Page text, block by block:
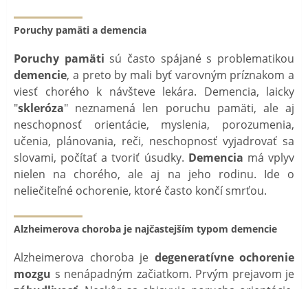
Poruchy pamäti a demencia
Poruchy pamäti sú často spájané s problematikou
demencie, a preto by mali byť varovným príznakom a
viesť chorého k návšteve lekára. Demencia, laicky
"skleróza" neznamená len poruchu pamäti, ale aj
neschopnosť orientácie, myslenia, porozumenia,
učenia, plánovania, reči, neschopnosť vyjadrovať sa
slovami, počítať a tvoriť úsudky. Demencia má vplyv
nielen na chorého, ale aj na jeho rodinu. Ide o
neliečiteľné ochorenie, ktoré často končí smrťou.
Alzheimerova choroba je najčastejším typom demencie
Alzheimerova choroba je degeneratívne ochorenie
mozgu s nenápadným začiatkom. Prvým prejavom je